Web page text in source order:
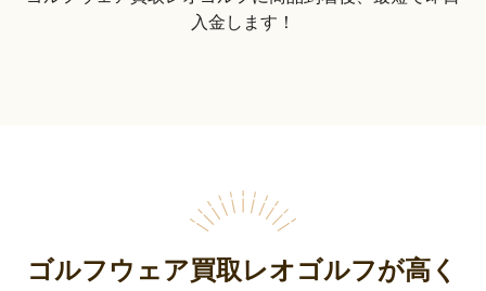
入金します！
ゴルフウェア買取レオゴルフが高く